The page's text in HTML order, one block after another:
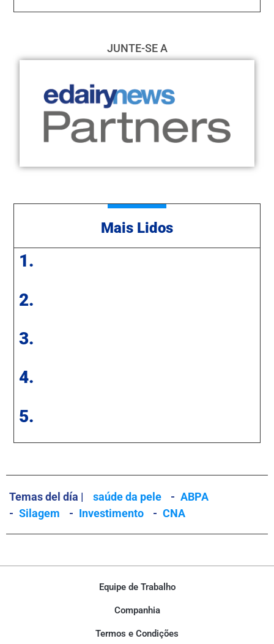
JUNTE-SE A
Mais Lidos
1.
2.
3.
4.
5.
Temas del día | saúde da pele - ABPA
- Silagem - Investimento - CNA
Equipe de Trabalho
Companhia
Termos e Condições